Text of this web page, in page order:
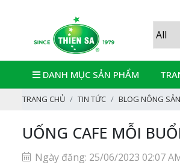
DANH MỤC SẢN PHẨM
TRANG CHỦ TIN TỨC BLOG NÔNG SẢN
UỐNG CAFE MỖI
Ngày đăng: 25/06/2023 02:07